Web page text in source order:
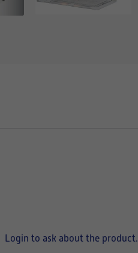
Login to ask about the product.